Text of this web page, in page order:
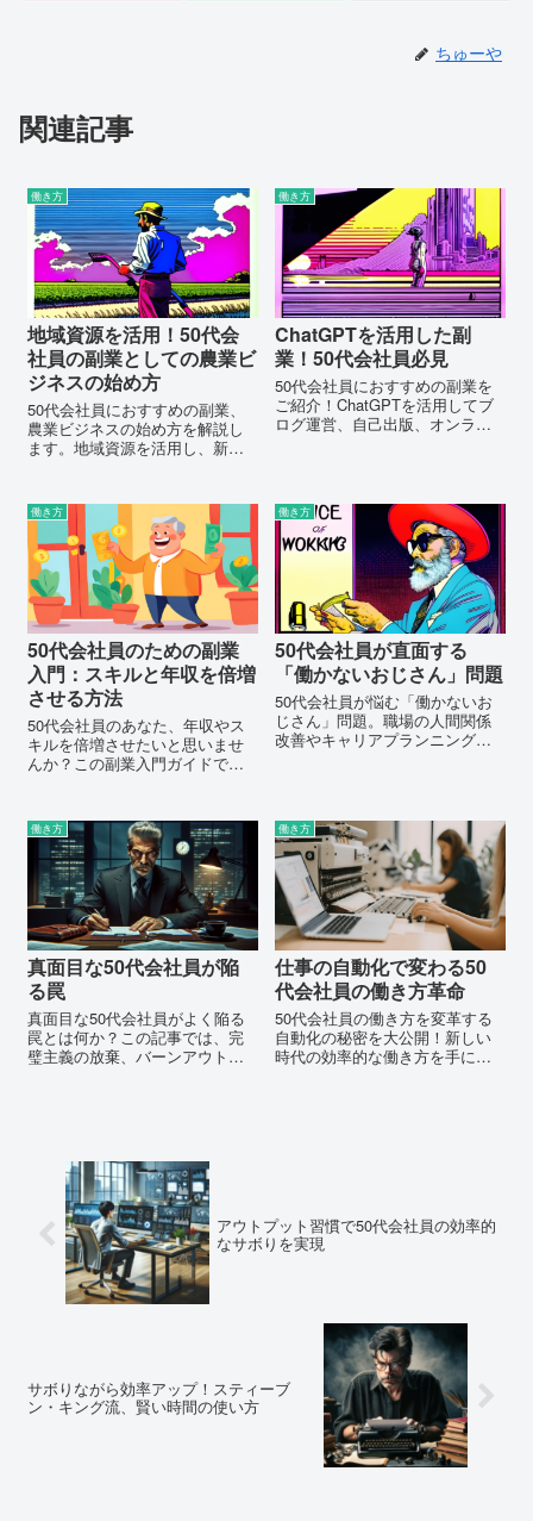
ちゅーや
関連記事
働き方
地域資源を活用！50代会
社員の副業としての農業ビ
ジネスの始め方
50代会社員におすすめの副業、
農業ビジネスの始め方を解説し
ます。地域資源を活用し、新た
衛資金を確保するためのヒント
を提供します。
働き方
ChatGPTを活用した副
業！50代会社員必見
50代会社員におすすめの副業を
ご紹介！ChatGPTを活用してブ
ログ運営、自己出版、オンライ
を豊かにしませんか？
働き方
50代会社員のための副業
入門：スキルと年収を倍増
させる方法
50代会社員のあなた、年収やス
キルを倍増させたいと思いませ
んか？この副業入門ガイドで具
働き方
50代会社員が直面する
「働かないおじさん」問題
50代会社員が悩む「働かないお
じさん」問題。職場の人間関係
改善やキャリアプランニング、
働き方
真面目な50代会社員が陥
る罠
真面目な50代会社員がよく陥る
罠とは何か？この記事では、完
璧主義の放棄、バーンアウトの
てください。
働き方
仕事の自動化で変わる50
代会社員の働き方革命
50代会社員の働き方を変革する
自動化の秘密を大公開！新しい
時代の効率的な働き方を手に入
アウトプット習慣で50代会社員の効率的
なサボりを実現
サボりながら効率アップ！スティーブ
ン・キング流、賢い時間の使い方